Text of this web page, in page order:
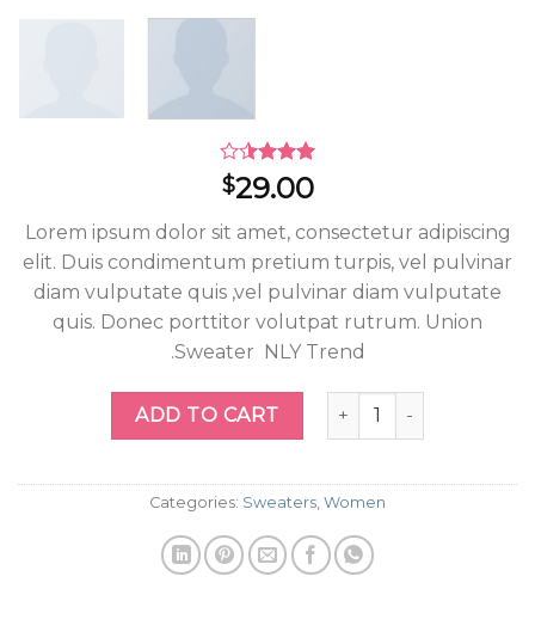
Rated
3.50out
based
on
2
customer
ratings
$29.00
Lorem ipsum dolor sit amet, consectetur adipiscing
elit. Duis condimentum pretium turpis, vel pulvinar
diam vulputate quis ,vel pulvinar diam vulputate
quis. Donec porttitor volutpat rutrum. Union
Sweater NLY Trend.
Union Sweater NLY Trend quantity
ADD TO CART
Categories: Sweaters Women